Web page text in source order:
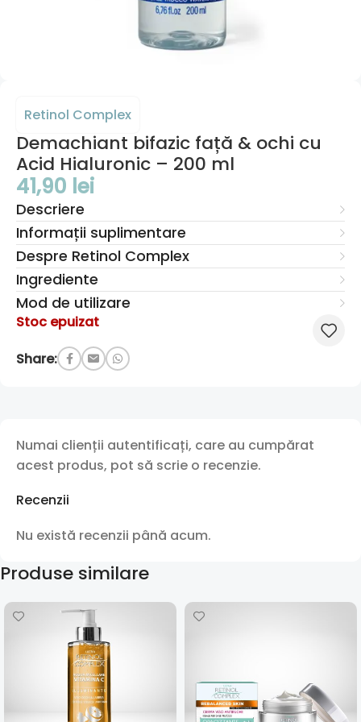
Retinol Complex
Demachiant bifazic față & ochi cu
Acid Hialuronic – 200 ml
41,90 lei
Descriere
Informații suplimentare
Despre Retinol Complex
Ingrediente
Mod de utilizare
Stoc epuizat
Share:
Recenzii
Nu există recenzii până acum.
Numai clienții autentificați, care au cumpărat
acest produs, pot să scrie o recenzie.
Produse similare